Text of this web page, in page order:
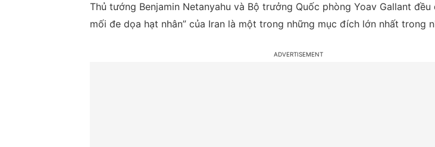
Thủ tướng Benjamin Netanyahu và Bộ trưởng Quốc phòng Yoav Gallant đều
mối đe dọa hạt nhân” của Iran là một trong những mục đích lớn nhất trong